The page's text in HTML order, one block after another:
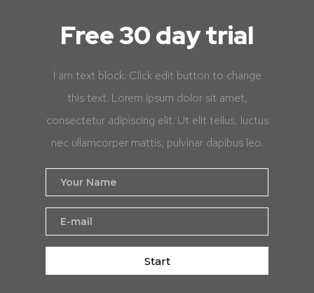
Free 30 day trial
I am text block. Click edit button to change
this text. Lorem ipsum dolor sit amet,
consectetur adipiscing elit. Ut elit tellus, luctus
nec ullamcorper mattis, pulvinar dapibus leo.
Start